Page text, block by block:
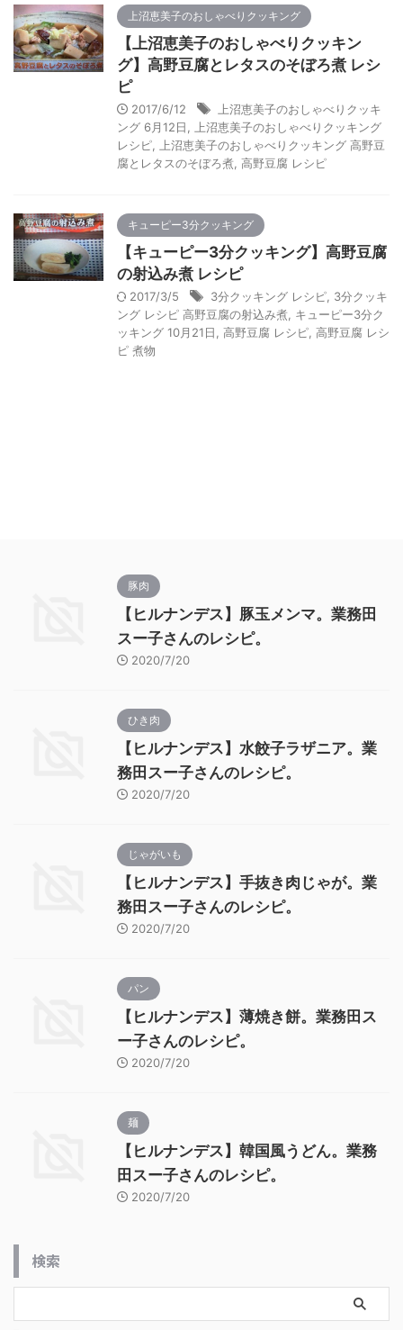
上沼恵美子のおしゃべりクッキング
【上沼恵美子のおしゃべりクッキン
グ】高野豆腐とレタスのそぼろ煮 レシ
ピ
2017/6/12
上沼恵美子のおしゃべりクッキ
ング 6月12日
上沼恵美子のおしゃべりクッキング
レシピ
上沼恵美子のおしゃべりクッキング 高野豆
腐とレタスのそぼろ煮 高野豆腐 レシピ
キューピー3分クッキング
【キューピー3分クッキング】高野豆腐
の射込み煮 レシピ
2017/3/5 3分クッキング レシピ 3分クッキ
ング レシピ 高野豆腐の射込み煮 キューピー3分ク
ッキング 10月21日
高野豆腐 レシピ 高野豆腐 レシ
ピ 煮物
豚肉
【ヒルナンデス】豚玉メンマ。業務田
スー子さんのレシピ。
2020/7/20
ひき肉
【ヒルナンデス】水餃子ラザニア。業
務田スー子さんのレシピ。
2020/7/20
じゃがいも
【ヒルナンデス】手抜き肉じゃが。業
務田スー子さんのレシピ。
2020/7/20
パン
【ヒルナンデス】薄焼き餅。業務田ス
ー子さんのレシピ。
2020/7/20
麺
【ヒルナンデス】韓国風うどん。業務
田スー子さんのレシピ。
2020/7/20
検索